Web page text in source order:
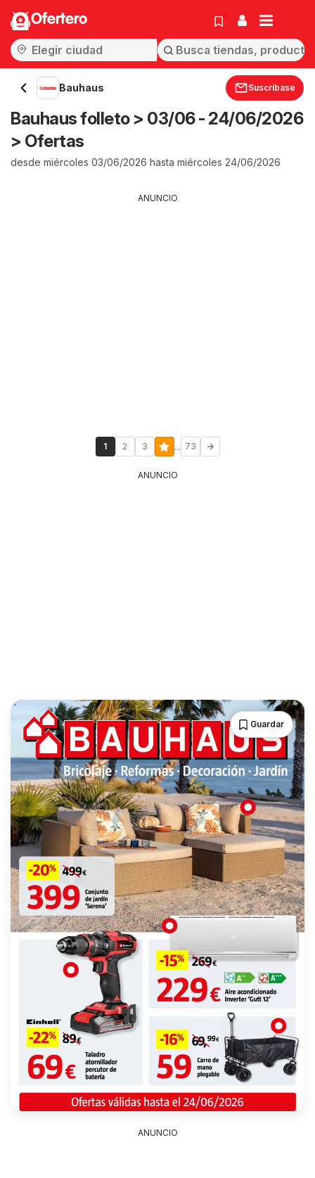
Ofertero
Bauhaus Suscríbase
Bauhaus folleto > 03/06 - 24/06/2026
> Ofertas
desde miércoles 03/06/2026 hasta miércoles 24/06/2026
ANUNCIO
1 2 3 ... 73
ANUNCIO
Guardar
ANUNCIO